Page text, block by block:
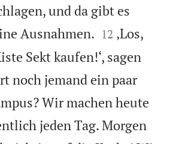
und da gibt es
Ausnahmen. 

12 ‚Los,
Sekt kaufen!‘, sagen
noch jemand ein paar
Wir machen heute
jeden Tag. Morgen